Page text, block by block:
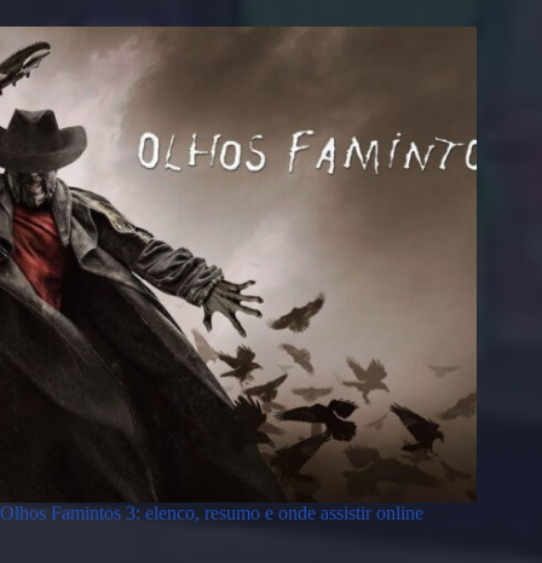
Olhos Famintos 3: elenco, resumo e onde assistir online